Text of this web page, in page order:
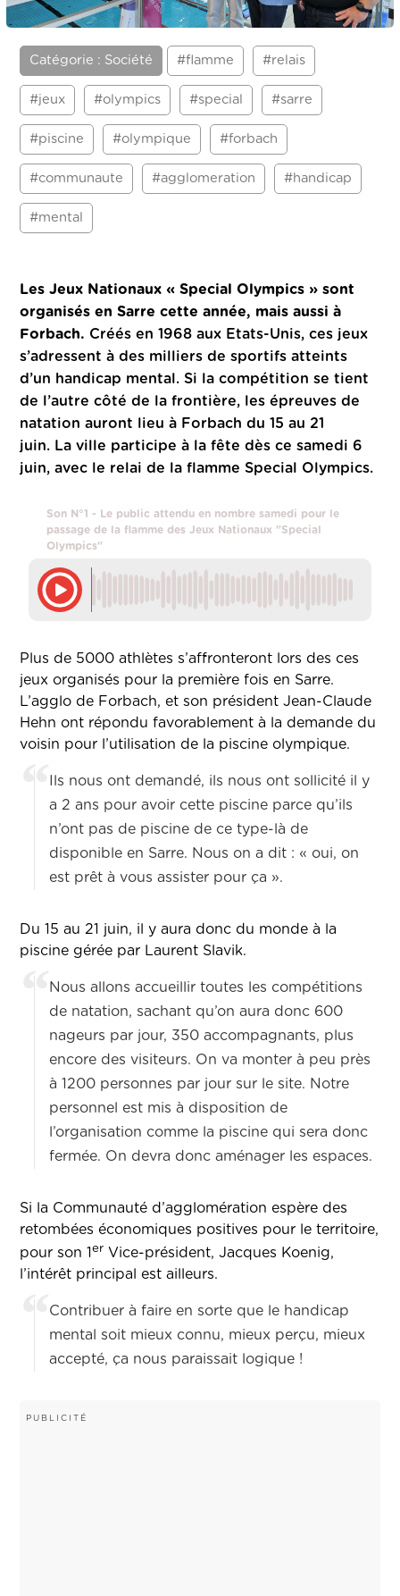
Catégorie : Société #flamme #relais
#jeux #olympics #special #sarre
#piscine #olympique #forbach
#communaute #agglomeration #handicap
#mental
Les Jeux Nationaux « Special Olympics » sont
organisés en Sarre cette année, mais aussi à
Forbach. Créés en 1968 aux Etats-Unis, ces jeux
s’adressent à des milliers de sportifs atteints
d’un handicap mental. Si la compétition se tient
de l’autre côté de la frontière, les épreuves de
natation auront lieu à Forbach du 15 au 21
juin. La ville participe à la fête dès ce samedi 6
juin, avec le relai de la flamme Special Olympics.
Son N°1 - Le public attendu en nombre samedi pour le
passage de la flamme des Jeux Nationaux "Special
Olympics"
Plus de 5000 athlètes s’affronteront lors des ces
jeux organisés pour la première fois en Sarre.
L’agglo de Forbach, et son président Jean-Claude
Hehn ont répondu favorablement à la demande du
voisin pour l’utilisation de la piscine olympique.
Ils nous ont demandé, ils nous ont sollicité il y
a 2 ans pour avoir cette piscine parce qu’ils
n’ont pas de piscine de ce type-là de
disponible en Sarre. Nous on a dit : « oui, on
est prêt à vous assister pour ça ».
Du 15 au 21 juin, il y aura donc du monde à la
piscine gérée par Laurent Slavik.
Nous allons accueillir toutes les compétitions
de natation, sachant qu’on aura donc 600
nageurs par jour, 350 accompagnants, plus
encore des visiteurs. On va monter à peu près
à 1200 personnes par jour sur le site. Notre
personnel est mis à disposition de
l’organisation comme la piscine qui sera donc
fermée. On devra donc aménager les espaces.
Si la Communauté d’agglomération espère des
retombées économiques positives pour le territoire,
pour son 1er Vice-président, Jacques Koenig,
l’intérêt principal est ailleurs.
Contribuer à faire en sorte que le handicap
mental soit mieux connu, mieux perçu, mieux
accepté, ça nous paraissait logique !